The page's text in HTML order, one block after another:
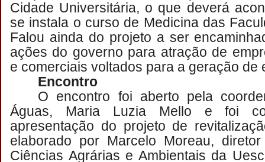
Cidade Universitária, o que deverá
se instala o curso de Medicina das
Falou ainda do projeto a ser
ações do governo para atração de
e comerciais voltados para a geração de
Encontro
O encontro foi aberto pela
Águas, Maria Luzia Mello e foi
apresentação do projeto de
elaborado por Marcelo Moreau,
Ciências Agrárias e Ambientais da